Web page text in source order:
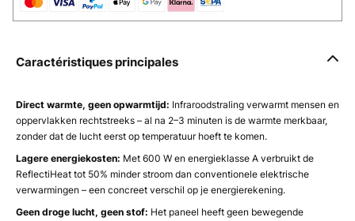
Caractéristiques principales
Direct warmte, geen opwarmtijd: Infraroodstraling verwarmt mensen en
oppervlakken rechtstreeks – al na 2–3 minuten is de warmte merkbaar,
zonder dat de lucht eerst op temperatuur hoeft te komen.
Lagere energiekosten: Met 600 W en energieklasse A verbruikt de
ReflectiHeat tot 50% minder stroom dan conventionele elektrische
verwarmingen – een concreet verschil op je energierekening.
Geen droge lucht, geen stof: Het paneel heeft geen bewegende